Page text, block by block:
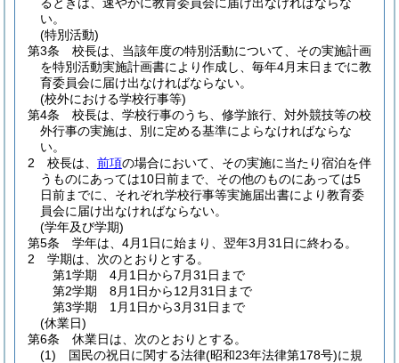
い。
(特別活動)
第3条
校長は、当該年度の特別活動について、その実施計画
を特別活動実施計画書により作成し、毎年4月末日までに教
育委員会に届け出なければならない。
(校外における学校行事等)
第4条
校長は、学校行事のうち、修学旅行、対外競技等の校
外行事の実施は、別に定める基準によらなければならな
い。
2
校長は、 前項の場合において、その実施に当たり宿泊を伴
うものにあっては10日前まで、その他のものにあっては5
日前までに、それぞれ学校行事等実施届出書により教育委
員会に届け出なければならない。
(学年及び学期)
第5条
学年は、4月1日に始まり、翌年3月31日に終わる。
2
学期は、次のとおりとする。
第1学期 4月1日から7月31日まで
第2学期 8月1日から12月31日まで
第3学期 1月1日から3月31日まで
(休業日)
第6条
休業日は、次のとおりとする。
(1)
国民の祝日に関する法律(昭和23年法律第178号)に規